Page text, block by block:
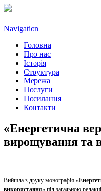
Navigation
Головна
Про нас
Історія
Структура
Мережа
Послуги
Посилання
Контакти
«Енергетична
вирощування та
Вийшла з друку монографія
використання» під загальною